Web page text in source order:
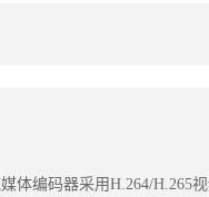
体编码器采用H.264/H.265